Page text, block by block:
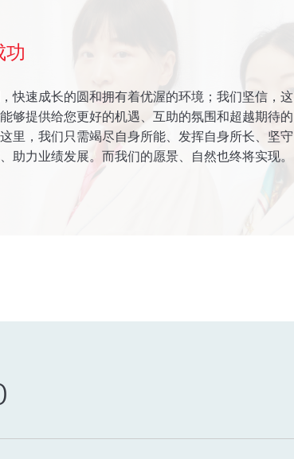
功
快速成长的圆和拥有着优渥的环境；我们坚信，这
够提供给您更好的机遇、互助的氛围和超越期待的
里，我们只需竭尽自身所能、发挥自身所长、坚守
助力业绩发展。而我们的愿景、自然也终将实现。